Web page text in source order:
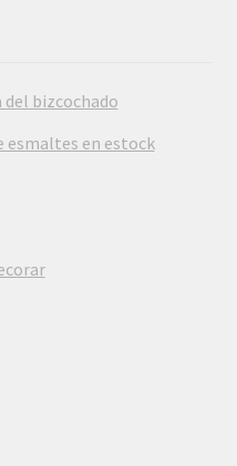
bizcochado
esmaltes en estock